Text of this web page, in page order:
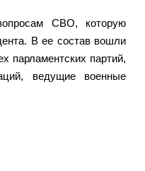
СВО, которую
В ее состав вошли
парламентских партий,
ведущие военные